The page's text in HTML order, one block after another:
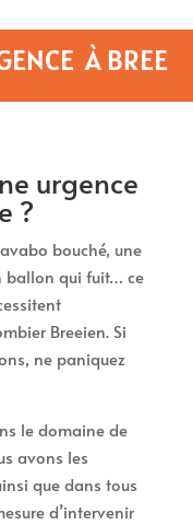
À BREE
urgence
?
bouché, une
ballon qui fuit… ce
Breeien. Si
ne paniquez
le domaine de
avons les
que dans tous
d’intervenir